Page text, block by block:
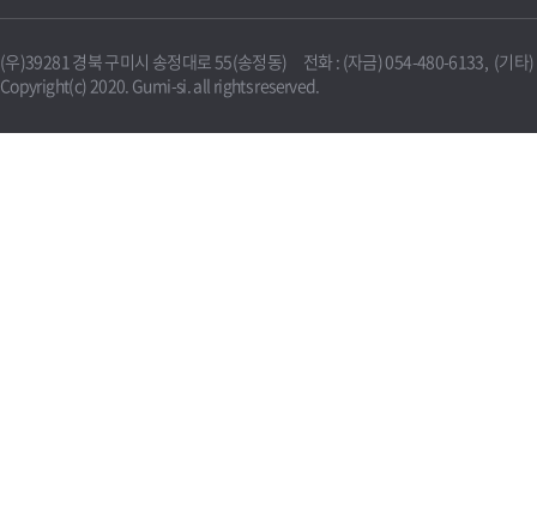
(우)39281 경북 구미시 송정대로 55(송정동) 전화 : (자금) 054-480-6133, (기타
Copyright(c) 2020. Gumi-si. all rights reserved.